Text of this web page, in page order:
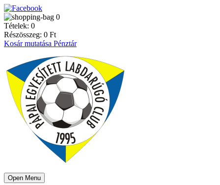
0
Tételek: 0
Részösszeg: 0 Ft
Kosár mutatása Pénztár
Open Menu